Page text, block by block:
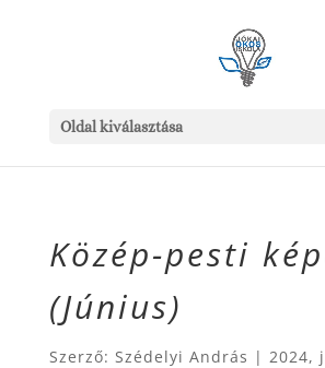
Oldal kiválasztása
Közép-pesti
(Június)
Szerző: Szédelyi András | 2024,